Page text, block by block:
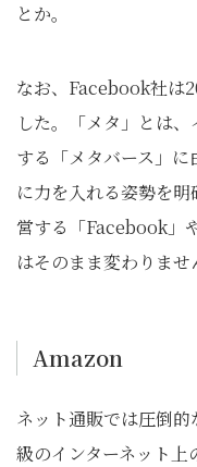
とか。
なお、Facebook社は
した。「メタ」とは
する「メタバース」
に力を入れる姿勢を
営する「Facebook」
はそのまま変わりませ
Amazon
ネット通販では圧倒
級のインターネット上